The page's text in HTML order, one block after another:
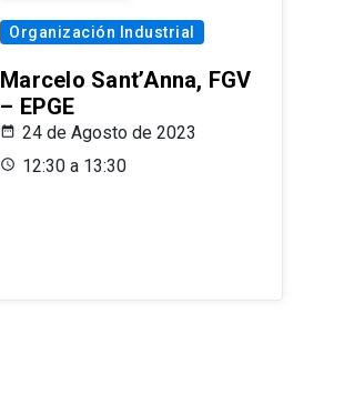
Organización Industrial
Marcelo Sant’Anna, FGV
– EPGE
24 de Agosto de 2023
12:30 a 13:30